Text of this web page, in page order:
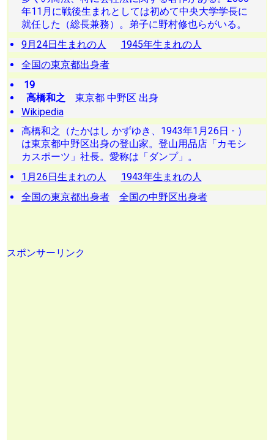
年11月に戦後生まれとしては初めて中央大学学長に
就任した（総長兼務）。弟子に野村修也らがいる。
9月24日生まれの人
1945年生まれの人
全国の東京都出身者
19
高橋和之 東京都 中野区 出身
Wikipedia
高橋和之（たかはし かずゆき、1943年1月26日 - ）
は東京都中野区出身の登山家。登山用品店「カモシ
カスポーツ」社長。愛称は「ダンプ」。
1月26日生まれの人
1943年生まれの人
全国の東京都出身者
全国の中野区出身者
スポンサーリンク